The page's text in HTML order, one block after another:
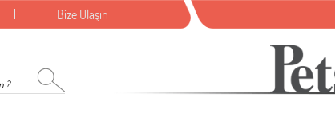
Bize Ulaşın